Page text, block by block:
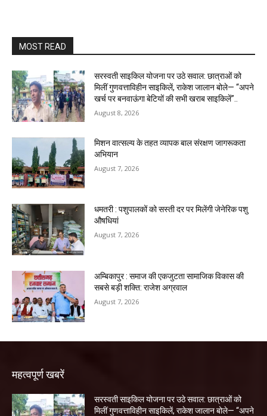
MOST READ
सरस्वती साइकिल योजना पर उठे सवाल: छात्राओं को
मिलीं गुणवत्ताविहीन साइकिलें, राकेश जालान बोले— “अपने
खर्च पर बनवाऊंगा बेटियों की सभी खराब साइकिलें”..
August 8, 2026
मिशन वात्सल्य के तहत व्यापक बाल संरक्षण जागरूकता
अभियान
August 7, 2026
धमतरी : पशुपालकों को सस्ती दर पर मिलेंगी जेनेरिक पशु
औषधियां
August 7, 2026
अम्बिकापुर : समाज की एकजुटता सामाजिक विकास की
सबसे बड़ी शक्ति: राजेश अग्रवाल
August 7, 2026
महत्वपूर्ण खबरें
सरस्वती साइकिल योजना पर उठे सवाल: छात्राओं को
मिलीं गुणवत्ताविहीन साइकिलें, राकेश जालान बोले— “अपने